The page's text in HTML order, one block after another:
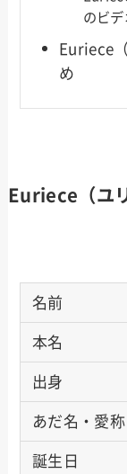
のビデ
Euriece
め
Euriece（ユ
名前
本名
出身
あだ名・愛称
誕生日